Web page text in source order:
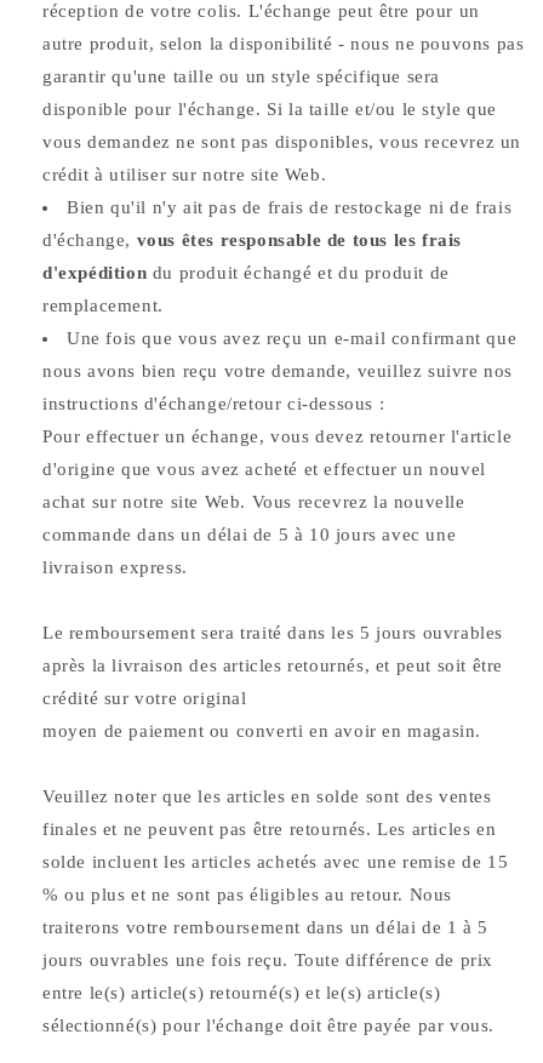
réception de votre colis. L'échange peut être pour un
autre produit, selon la disponibilité - nous ne pouvons pas
garantir qu'une taille ou un style spécifique sera
disponible pour l'échange. Si la taille et/ou le style que
vous demandez ne sont pas disponibles, vous recevrez un
crédit à utiliser sur notre site Web.
Bien qu'il n'y ait pas de frais de restockage ni de frais
d'échange, vous êtes responsable de tous les frais
d'expédition du produit échangé et du produit de
remplacement.
Une fois que vous avez reçu un e-mail confirmant que
nous avons bien reçu votre demande, veuillez suivre nos
instructions d'échange/retour ci-dessous :
Pour effectuer un échange, vous devez retourner l'article
d'origine que vous avez acheté et effectuer un nouvel
achat sur notre site Web. Vous recevrez la nouvelle
commande dans un délai de 5 à 10 jours avec une
livraison express.
Le remboursement sera traité dans les 5 jours ouvrables
après la livraison des articles retournés, et peut soit être
crédité sur votre original
moyen de paiement ou converti en avoir en magasin.
Veuillez noter que les articles en solde sont des ventes
finales et ne peuvent pas être retournés. Les articles en
solde incluent les articles achetés avec une remise de 15
% ou plus et ne sont pas éligibles au retour. Nous
traiterons votre remboursement dans un délai de 1 à 5
jours ouvrables une fois reçu. Toute différence de prix
entre le(s) article(s) retourné(s) et le(s) article(s)
sélectionné(s) pour l'échange doit être payée par vous.